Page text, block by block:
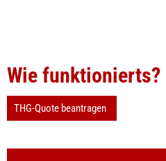
Wie funktionierts?
THG-Quote beantragen